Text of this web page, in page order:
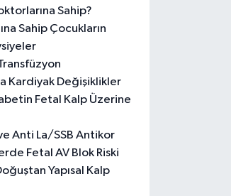
Sahip?
Sahip Çocukların
Kardiyak Değişiklikler
Fetal Kalp Üzerine
Anti La/SSB Antikor
Fetal AV Blok Riski
Yapısal Kalp